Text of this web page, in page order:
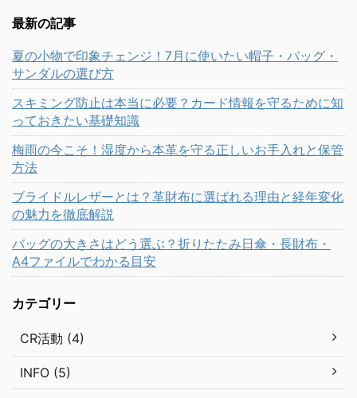
最新の記事
夏の小物で印象チェンジ！7月に使いたい帽子・バッグ・
サンダルの選び方
スキミング防止は本当に必要？カード情報を守るために知
っておきたい基礎知識
梅雨の今こそ！湿度から本革を守る正しいお手入れと保管
方法
ブライドルレザーとは？革財布に選ばれる理由と経年変化
の魅力を徹底解説
バッグの大きさはどう選ぶ？折りたたみ日傘・長財布・
A4ファイルでわかる目安
カテゴリー
CR活動 (4)
INFO (5)